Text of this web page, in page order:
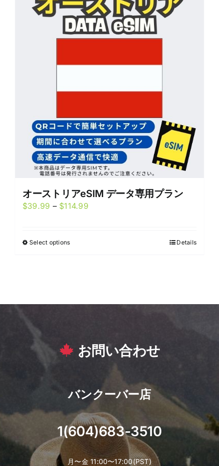
variants.
The
options
be
on
product
page
オーストリアeSIM データ専用プラン
$39.99 – $114.99Price
Select optionsThis
be
the
product
page
Details
お問い合わせ
バンクーバー店
1(604)683-3510
月〜金 11:00〜17:00(PST)